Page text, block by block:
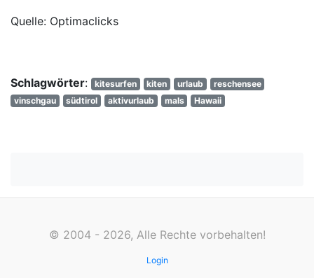
Quelle: Optimaclicks
Schlagwörter: kitesurfen kiten urlaub
reschensee
vinschgau
südtirol aktivurlaub mals Hawaii
© 2004 - 2026, Alle Rechte vorbehalten!
Login